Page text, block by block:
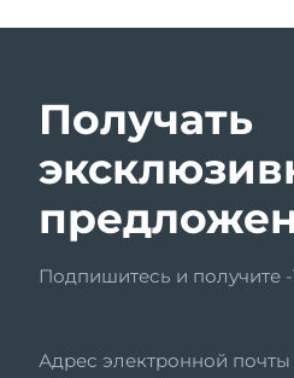
Получать
Подпишитесь и получите -
Адрес электронной почты